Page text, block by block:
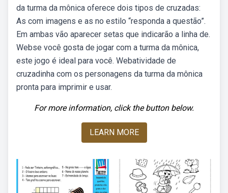
da turma da mônica oferece dois tipos de cruzadas:
As com imagens e as no estilo “responda a questão”.
Em ambas vão aparecer setas que indicarão a linha de.
Webse você gosta de jogar com a turma da mônica,
este jogo é ideal para você. Webatividade de
cruzadinha com os personagens da turma da mônica
pronta para imprimir e usar.
For more information, click the button below.
LEARN MORE